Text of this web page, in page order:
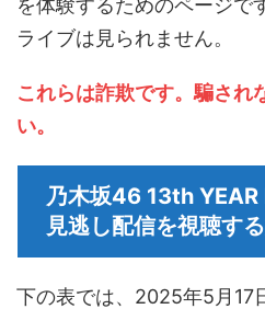
を体験するためのページで
ライブは見られません。
これらは詐欺です。騙され
い。
乃木坂46 13th YEAR
見逃し配信を視聴す
下の表では、2025年5月17